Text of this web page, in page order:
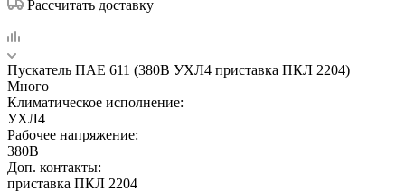
Рассчитать доставку
Пускатель ПАЕ 611 (380В УХЛ4 приставка ПКЛ 2204)
Много
Климатическое исполнение:
УХЛ4
Рабочее напряжение:
380В
Доп. контакты:
приставка ПКЛ 2204